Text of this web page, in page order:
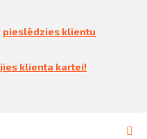
pieslēdzies klientu
klienta kartei!